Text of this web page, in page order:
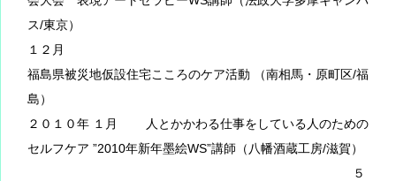
ス/東京）
１２月
福島県被災地仮設住宅こころのケア活動 （南相馬・原町区/福
島）
２０１０年 １月 人とかかわる仕事をしている人のための
セルフケア ”2010年新年墨絵WS”講師（八幡酒蔵工房/滋賀）
５